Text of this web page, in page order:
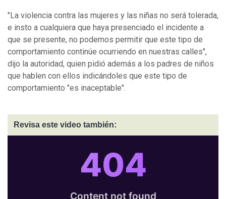
"La violencia contra las mujeres y las niñas no será tolerada,
e insto a cualquiera que haya presenciado el incidente a
que se presente, no podemos permitir que este tipo de
comportamiento continúe ocurriendo en nuestras calles",
dijo la autoridad, quien pidió además a los padres de niños
que hablen con ellos indicándoles que este tipo de
comportamiento "es inaceptable".
Revisa este video también: